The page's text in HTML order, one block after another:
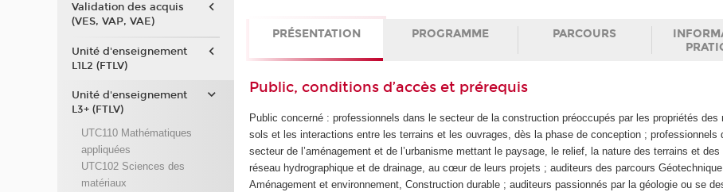
PRÉSENTATION PROGRAMME PARCOURS
Public, conditions d’accès et prérequis
Public concerné : professionnels dans le secteur de la construction préoccupés par les propriétés des
sols et les interactions entre les terrains et les ouvrages, dès la phase de conception ; professionnels
secteur de l’aménagement et de l’urbanisme mettant le paysage, le relief, la nature des terrains et
réseau hydrographique et de drainage, au cœur de leurs projets ; auditeurs des parcours
Aménagement et environnement, Construction durable ; auditeurs passionnés par la géologie ou se
Validation des acquis
(VES, VAP, VAE)
Unité d'enseignement
L1L2 (FTLV)
Unité d'enseignement
L3+ (FTLV)
UTC110 Mathématiques
appliquées
UTC102 Sciences des
matériaux